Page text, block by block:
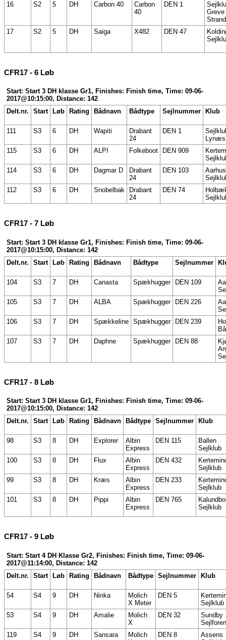
16 S2 5 DH Carbon 40
Carbon
40
DEN 1
Greve
Strand
17
S2 5 DH Saiga X482 DEN 47
CFR17 - 6 Løb
Start: Start 3 DH klasse Gr1, Finishes: Finish time, Time: 09-06-
2017@10:15:00, Distance: 142
Delt.nr.
Start Løb Rating Bådnavn Bådtype Sejlnummer Klub
111 S3 6 DH Wapiti
Drabant
24
DEN 1
Lynæs
115
S3 6 DH ALPI Folkeboot DEN 909
114
S3 6 DH Dagmar D
Drabant
24
DEN 103
Aarhus
112
S3 6 DH Snobelbak
Drabant
24
DEN 74
CFR17 - 7 Løb
Start: Start 3 DH klasse Gr1, Finishes: Finish time, Time: 09-06-
2017@10:15:00, Distance: 142
Delt.nr.
Start Løb Rating Bådnavn Bådtype Sejlnummer
104 S3 7 DH Canasta Spækhugger DEN 109
105
S3 7 DH ALBA Spækhugger DEN 226
106
S3 7 DH Spækkeline Spækhugger DEN 239
107
S3 7 DH Daphne Spækhugger DEN 88
CFR17 - 8 Løb
Start: Start 3 DH klasse Gr1, Finishes: Finish time, Time: 09-06-
2017@10:15:00, Distance: 142
Delt.nr.
Start Løb Rating Bådnavn Bådtype Sejlnummer Klub
98 S3 8 DH Explorer
Albin
Express
DEN 115
Ballen
Sejlklub
100
S3 8 DH Flux
Albin
Express
DEN 432
Sejlklub
99
S3 8 DH Kræs
Albin
Express
DEN 233
Sejlklub
101
S3 8 DH Pippi
Albin
Express
DEN 765
Sejlklub
CFR17 - 9 Løb
Start: Start 4 DH Klasse Gr2, Finishes: Finish time, Time: 09-06-
2017@11:14:00, Distance: 142
Delt.nr.
Start Løb Rating Bådnavn Bådtype Sejlnummer Klub
54 S4 9 DH Ninka
Molich
X Meter
DEN 5
Sejlklub
53
S4 9 DH Amalie
Molich
X
DEN 32
Sundby
119
S4 9 DH Sansara
Molich
DEN 8
Assens